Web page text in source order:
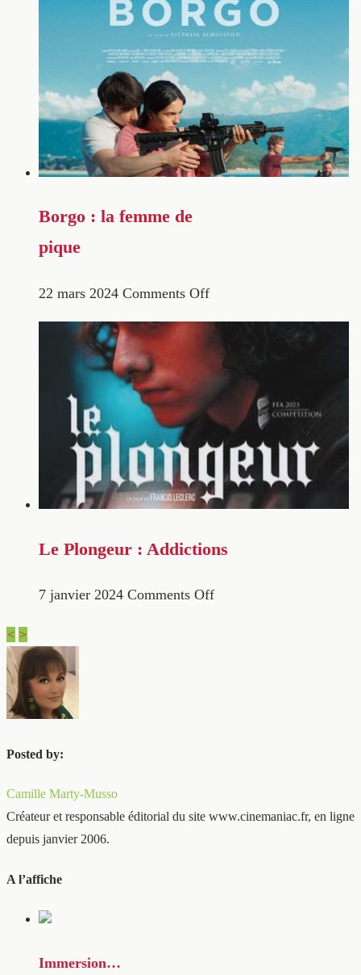
Borgo : la femme de
pique
22 mars 2024 Comments Off
Le Plongeur : Addictions
7 janvier 2024 Comments Off
< >
Posted by:
Camille Marty-Musso
Créateur et responsable éditorial du site www.cinemaniac.fr, en ligne
depuis janvier 2006.
A l’affiche
Immersion…